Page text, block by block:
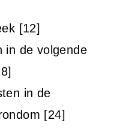
[12]
in de volgende
in de
[24]